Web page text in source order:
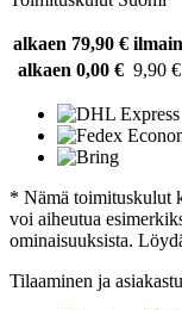
alkaen 79,90 €
alkaen 0,00 € 9,90 €
* Nämä toimituskulut
voi aiheutua
ominaisuuksista.
Tilaaminen ja